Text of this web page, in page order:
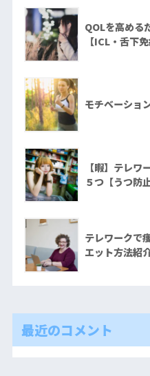
QOLを高める
【ICL・舌下
モチベーショ
【暇】テレ
５つ【うつ防
テレワークで
エット方法紹介
最近のコメント